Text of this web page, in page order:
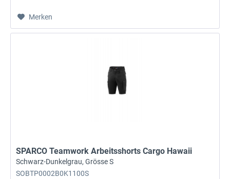
Merken
SPARCO Teamwork Arbeitsshorts Cargo Hawaii
Schwarz-Dunkelgrau, Grösse S
SOBTP0002B0K1100S